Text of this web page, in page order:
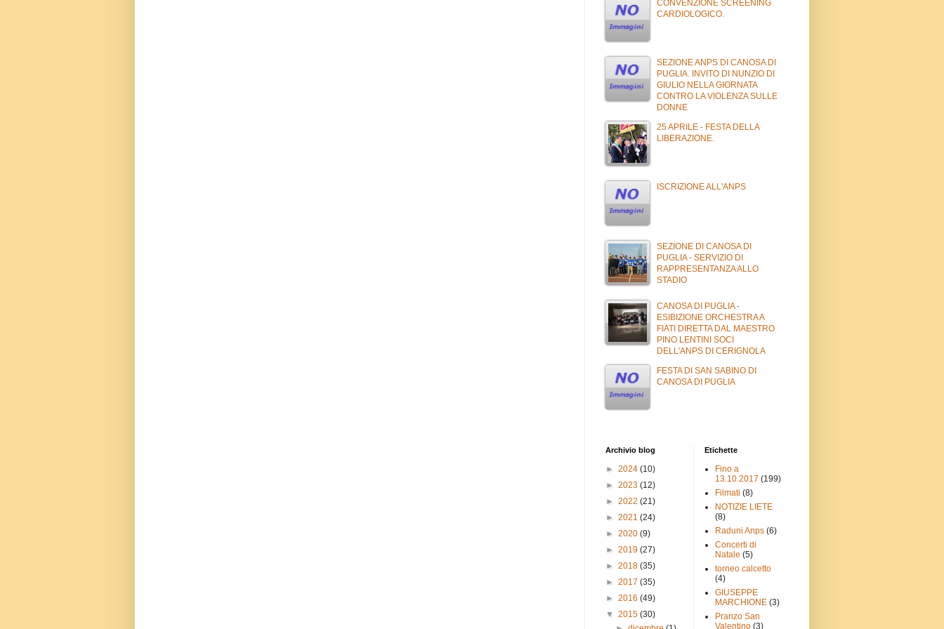
CONVENZIONE SCREENING
CARDIOLOGICO.
SEZIONE ANPS DI CANOSA DI
PUGLIA. INVITO DI NUNZIO DI
GIULIO NELLA GIORNATA
CONTRO LA VIOLENZA SULLE
DONNE
25 APRILE - FESTA DELLA
LIBERAZIONE.
ISCRIZIONE ALL'ANPS
SEZIONE DI CANOSA DI
PUGLIA - SERVIZIO DI
RAPPRESENTANZA ALLO
STADIO
CANOSA DI PUGLIA -
ESIBIZIONE ORCHESTRA A
FIATI DIRETTA DAL MAESTRO
PINO LENTINI SOCI
DELL'ANPS DI CERIGNOLA
FESTA DI SAN SABINO DI
CANOSA DI PUGLIA
Archivio blog
► 2024 (10)
► 2023 (12)
► 2022 (21)
► 2021 (24)
► 2020 (9)
► 2019 (27)
► 2018 (35)
► 2017 (35)
► 2016 (49)
▼ 2015 (30)
Etichette
Fino a
13.10.2017 (199)
Filmati (8)
NOTIZIE LIETE
(8)
Raduni Anps (6)
Concerti di
Natale (5)
torneo calcetto
(4)
GIUSEPPE
MARCHIONE (3)
Pranzo San
Valentino (3)